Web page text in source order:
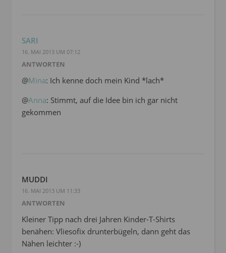
SARI
16. MAI 2013 UM 07:12
ANTWORTEN
@Mina: Ich kenne doch mein Kind *lach*
@Anna: Stimmt, auf die Idee bin ich gar nicht
gekommen
MUDDI
16. MAI 2013 UM 11:33
ANTWORTEN
Kleiner Tipp nach drei Jahren Kinder-T-Shirts
benähen: Vliesofix drunterbügeln, dann geht das
Nähen leichter :-)